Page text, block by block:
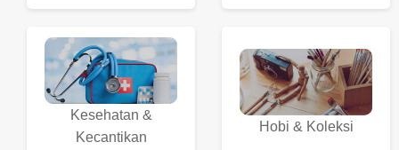
Kesehatan &
Kecantikan
Hobi & Koleksi